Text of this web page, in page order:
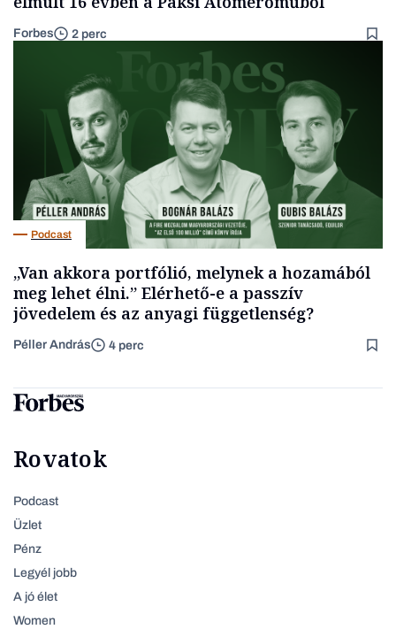
Forbes 2 perc
Podcast
„Van akkora portfólió, melynek a hozamából
meg lehet élni.” Elérhető-e a passzív
jövedelem és az anyagi függetlenség?
Péller András 4 perc
Rovatok
Podcast
Üzlet
Pénz
Legyél jobb
A jó élet
Women